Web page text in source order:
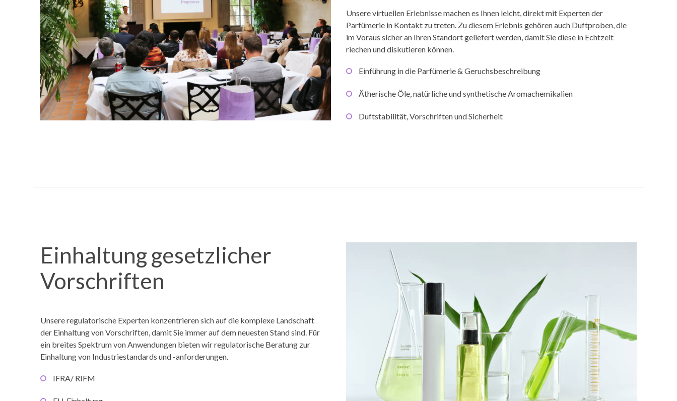
Unsere virtuellen Erlebnisse machen es Ihnen leicht, direkt mit Experten der
Parfümerie in Kontakt zu treten. Zu diesem Erlebnis gehören auch Duftproben, die
im Voraus sicher an Ihren Standort geliefert werden, damit Sie diese in Echtzeit
riechen und diskutieren können.
Einführung in die Parfümerie & Geruchsbeschreibung
Ätherische Öle, natürliche und synthetische Aromachemikalien
Duftstabilität, Vorschriften und Sicherheit
Einhaltung gesetzlicher
Vorschriften
Unsere regulatorische Experten konzentrieren sich auf die komplexe Landschaft
der Einhaltung von Vorschriften, damit Sie immer auf dem neuesten Stand sind. Für
ein breites Spektrum von Anwendungen bieten wir regulatorische Beratung zur
Einhaltung von Industriestandards und -anforderungen.
IFRA/ RIFM